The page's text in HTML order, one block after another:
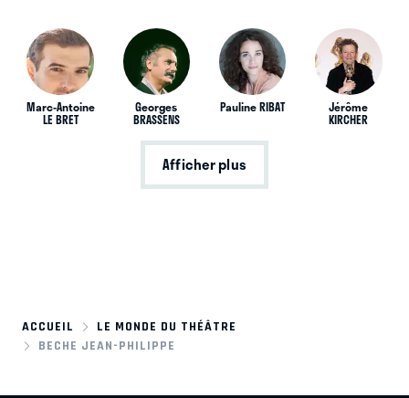
Marc-Antoine
LE BRET
Georges
BRASSENS
Pauline RIBAT Jérôme
KIRCHER
Afficher plus
ACCUEIL
LE MONDE DU THÉÂTRE
BECHE JEAN-PHILIPPE